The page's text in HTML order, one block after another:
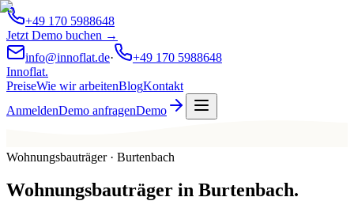
+49 170 5988648
Jetzt Demo buchen →
info@innoflat.de·
+49 170 5988648
Innoflat.
PreiseWie wir arbeitenBlogKontakt
AnmeldenDemo anfragenDemo
Wohnungsbauträger · Burtenbach
Wohnungsbauträger in Burtenbach.